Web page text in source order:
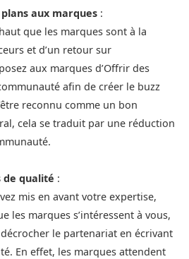
aux marques :
que les marques sont à la
et d’un retour sur
aux marques d’Offrir des
afin de créer le buzz
reconnu comme un bon
cela se traduit par une réduction
de qualité :
mis en avant votre expertise,
les marques s’intéressent à vous,
le partenariat en écrivant
En effet, les marques attendent